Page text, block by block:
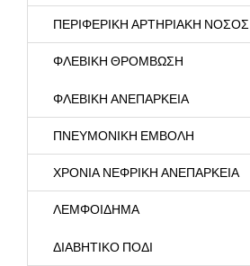
ΠΕΡΙΦΕΡΙΚΉ ΑΡΤΗΡΙΑΚΉ ΝΌΣΟΣ
ΦΛΕΒΙΚΉ ΘΡΌΜΒΩΣΗ
ΦΛΕΒΙΚΉ ΑΝΕΠΆΡΚΕΙΑ
ΠΝΕΥΜΟΝΙΚΉ ΕΜΒΟΛΉ
ΧΡΌΝΙΑ ΝΕΦΡΙΚΉ ΑΝΕΠΆΡΚΕΙΑ
ΛΕΜΦΟΊΔΗΜΑ
ΔΙΑΒΗΤΙΚΌ ΠΌΔΙ